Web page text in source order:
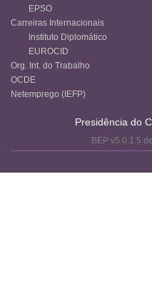
EPSO
Carreiras Internacionais
Instituto Diplomático
EUROCID
Org. Int. do Trabalho
OCDE
Netemprego (IEFP)
Presidência do
BEP v5.0.1.5